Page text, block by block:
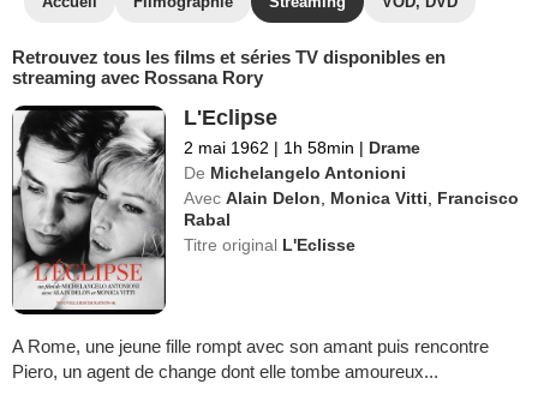
Retrouvez tous les films et séries TV disponibles en
streaming avec Rossana Rory
L'Eclipse
2 mai 1962 | 1h 58min | Drame
De Michelangelo Antonioni
Avec Alain Delon Monica Vitti
Francisco
Rabal
Titre original L'Eclisse
A Rome, une jeune fille rompt avec son amant puis rencontre
Piero, un agent de change dont elle tombe amoureux...